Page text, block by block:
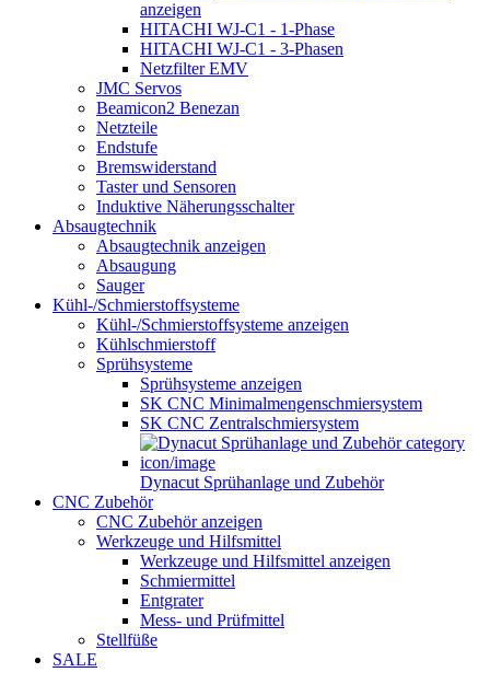
anzeigen
HITACHI WJ-C1 - 1-Phase
HITACHI WJ-C1 - 3-Phasen
Netzfilter EMV
JMC Servos
Beamicon2 Benezan
Netzteile
Endstufe
Bremswiderstand
Taster und Sensoren
Induktive Näherungsschalter
Absaugtechnik
Absaugtechnik anzeigen
Absaugung
Sauger
Kühl-/Schmierstoffsysteme
Kühl-/Schmierstoffsysteme anzeigen
Kühlschmierstoff
Sprühsysteme
Sprühsysteme anzeigen
SK CNC Minimalmengenschmiersystem
SK CNC Zentralschmiersystem
Dynacut Sprühanlage und Zubehör
CNC Zubehör
CNC Zubehör anzeigen
Werkzeuge und Hilfsmittel
Werkzeuge und Hilfsmittel anzeigen
Schmiermittel
Entgrater
Mess- und Prüfmittel
Stellfüße
SALE